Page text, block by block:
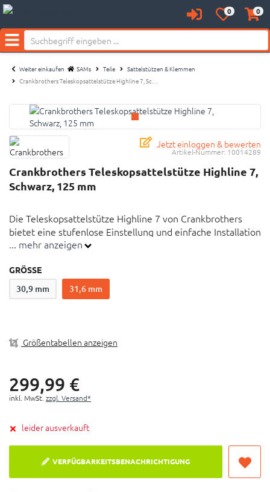
AnmeldenMerkzettel
aufklappen
0 0
Menü
Weiter einkaufen SAMs Teile
Sattelstützen & Klemmen
Crankbrothers Teleskopsattelstütze Highline 7, Sc…
Jetzt einloggen & bewerten
Artikel-Nummer: 10014289
Crankbrothers Teleskopsattelstütze Highline 7,
Schwarz, 125 mm
Die Teleskopsattelstütze Highline 7 von Crankbrothers
bietet eine stufenlose Einstellung und einfache Installation
für jedes Fahrrad.
Kürzere Einbaulänge für mehr Fahrräder
In sich geschlossene IFP-Hydraulikkartusche
Linearantrieb für schnelle Rücklaufgeschwindigkeit
... mehr anzeigen
GRÖSSE
30,9 mm 31,6 mm
Größentabellen anzeigen
299,99 €
inkl. MwSt. zzgl. Versand*
leider ausverkauft
VERFÜGBARKEITSBENACHRICHTIGUNG